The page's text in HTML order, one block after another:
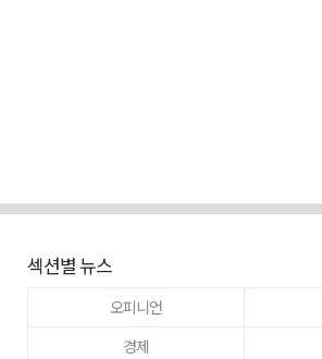
섹션별 뉴스
오피니언
경제